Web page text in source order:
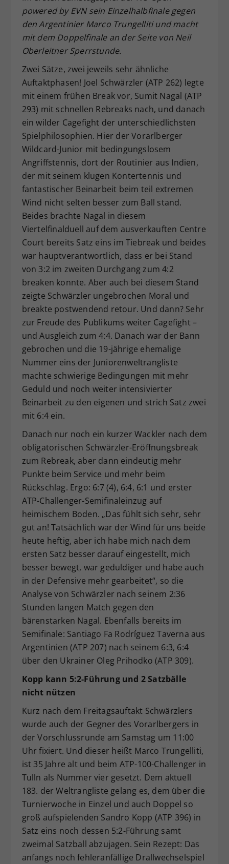
powered by EVN sein Einzelhalbfinale gegen
den Argentinier Marco Trungelliti und macht
mit dem Doppelfinale an der Seite von Neil
Oberleitner Sperrstunde.
Zwei Sätze, zwei jeweils sehr ähnliche
Auftaktphasen! Joel Schwärzler (ATP 262) legte
mit einem frühen Break vor, Sumit Nagal (ATP
293) mit schnellen Rebreaks nach, und danach
ein wilder Cagefight der unterschiedlichsten
Spielphilosophien. Hier der Vorarlberger
Wildcard-Junior mit bedingungslosem
Angriffstennis, dort der Routinier aus Indien,
der mit seinem klugen Kontertennis und
fantastischer Beinarbeit beim teil extremen
Wind nicht selten besser zum Ball stand.
Beides brachte Nagal in diesem
Viertelfinalduell auf dem ausverkauften Centre
Court bereits Satz eins im Tiebreak und beides
war hauptverantwortlich, dass er bei Stand
von 3:2 im zweiten Durchgang zum 4:2
breaken konnte. Aber auch bei diesem Stand
zeigte Schwärzler ungebrochen Moral und
breakte postwendend retour. Und dann? Sehr
zur Freude des Publikums weiter Cagefight –
und Ausgleich zum 4:4. Danach war der Bann
gebrochen und die 19-jährige ehemalige
Nummer eins der Juniorenweltrangliste
machte schwierige Bedingungen mit mehr
Geduld und noch weiter intensivierter
Beinarbeit zu den eigenen und strich Satz zwei
mit 6:4 ein.
Danach nur noch ein kurzer Wackler nach dem
obligatorischen Schwärzler-Eröffnungsbreak
zum Rebreak, aber dann eindeutig mehr
Punkte beim Service und mehr beim
Rückschlag. Ergo: 6:7 (4), 6:4, 6:1 und erster
ATP-Challenger-Semifinaleinzug auf
heimischem Boden. „Das fühlt sich sehr, sehr
gut an! Tatsächlich war der Wind für uns beide
heute heftig, aber ich habe mich nach dem
ersten Satz besser darauf eingestellt, mich
besser bewegt, war geduldiger und habe auch
in der Defensive mehr gearbeitet“, so die
Analyse von Schwärzler nach seinem 2:36
Stunden langen Match gegen den
bärenstarken Nagal. Ebenfalls bereits im
Semifinale: Santiago Fa Rodríguez Taverna aus
Argentinien (ATP 207) nach seinem 6:3, 6:4
über den Ukrainer Oleg Prihodko (ATP 309).
Kopp kann 5:2-Führung und 2 Satzbälle
nicht nützen
Kurz nach dem Freitagsauftakt Schwärzlers
wurde auch der Gegner des Vorarlbergers in
der Vorschlussrunde am Samstag um 11:00
Uhr fixiert. Und dieser heißt Marco Trungelliti,
ist 35 Jahre alt und beim ATP-100-Challenger in
Tulln als Nummer vier gesetzt. Dem aktuell
183. der Weltrangliste gelang es, dem über die
Turnierwoche in Einzel und auch Doppel so
groß aufspielenden Sandro Kopp (ATP 396) in
Satz eins noch dessen 5:2-Führung samt
zweimal Satzball abzujagen. Sein Rezept: Das
anfangs noch fehleranfällige Drallwechselspiel
Zweck
Dieser Wert speichert Ihre Consent-
Einstellungen. Unter anderem eine
zufällig generierte ID, für die
historische Speicherung Ihrer
vorgenommen Einstellungen, falls der
Webseiten-Betreiber dies eingestellt
hat.